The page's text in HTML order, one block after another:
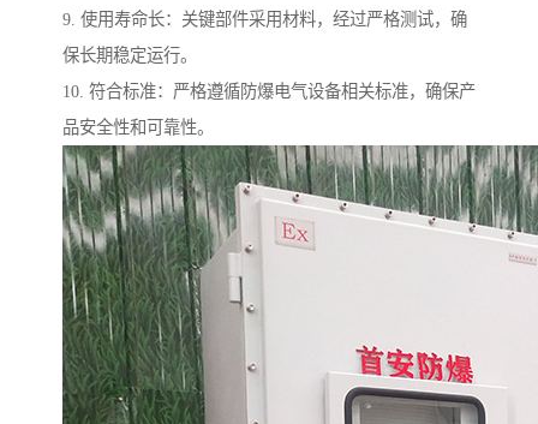
9. 使用寿命长：关键部件采用材料，经过严格测试，确
保长期稳定运行。
10. 符合标准：严格遵循防爆电气设备相关标准，确保产
品安全性和可靠性。